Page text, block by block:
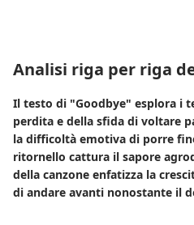
Analisi riga per riga
Il testo di "Goodbye" esplora i
perdita e della sfida di voltare
la difficoltà emotiva di porre
ritornello cattura il sapore
della canzone enfatizza la
di andare avanti nonostante il